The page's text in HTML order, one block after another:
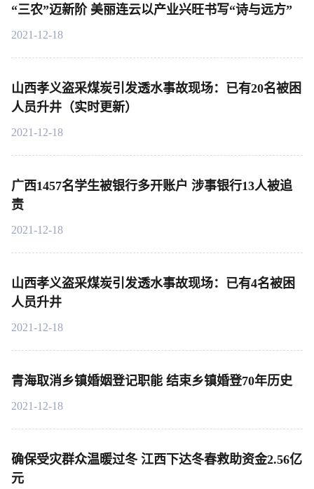
“三农”迈新阶 美丽连云以产业兴旺书写“诗与远方”
2021-12-18
山西孝义盗采煤炭引发透水事故现场：已有20名被困
人员升井（实时更新）
2021-12-18
广西1457名学生被银行多开账户 涉事银行13人被追
责
2021-12-18
山西孝义盗采煤炭引发透水事故现场：已有4名被困
人员升井
2021-12-18
青海取消乡镇婚姻登记职能 结束乡镇婚登70年历史
2021-12-18
确保受灾群众温暖过冬 江西下达冬春救助资金2.56亿
元